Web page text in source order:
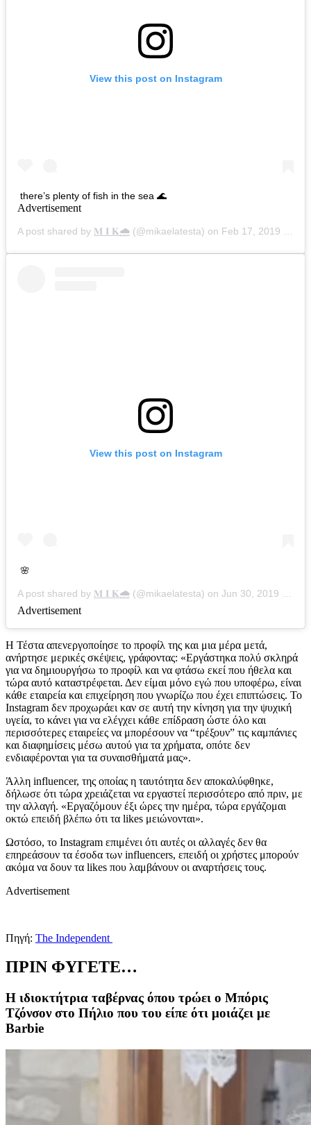
View this post on Instagram
there’s plenty of fish in the sea 🌊
Advertisement
A post shared by 𝐌 𝐈 𝐊🌧 (@mikaelatesta) on Feb 17, 2019 at 2:15am PST
View this post on Instagram
🌸
A post shared by 𝐌 𝐈 𝐊🌧 (@mikaelatesta) on Jun 30, 2019 at 8:28pm PDT
Advertisement
Η Τέστα απενεργοποίησε το προφίλ της και μια μέρα μετά,
ανήρτησε μερικές σκέψεις, γράφοντας: «Εργάστηκα πολύ σκληρά
για να δημιουργήσω το προφίλ και να φτάσω εκεί που ήθελα και
τώρα αυτό καταστρέφεται. Δεν είμαι μόνο εγώ που υποφέρω, είναι
κάθε εταιρεία και επιχείρηση που γνωρίζω που έχει επιπτώσεις. Το
Instagram δεν προχωράει καν σε αυτή την κίνηση για την ψυχική
υγεία, το κάνει για να ελέγχει κάθε επίδραση ώστε όλο και
περισσότερες εταιρείες να μπορέσουν να “τρέξουν” τις καμπάνιες
και διαφημίσεις μέσω αυτού για τα χρήματα, οπότε δεν
ενδιαφέρονται για τα συναισθήματά μας».
Άλλη influencer, της οποίας η ταυτότητα δεν αποκαλύφθηκε,
δήλωσε ότι τώρα χρειάζεται να εργαστεί περισσότερο από πριν, με
την αλλαγή. «Εργαζόμουν έξι ώρες την ημέρα, τώρα εργάζομαι
οκτώ επειδή βλέπω ότι τα likes μειώνονται».
Ωστόσο, το Instagram επιμένει ότι αυτές οι αλλαγές δεν θα
επηρεάσουν τα έσοδα των influencers, επειδή οι χρήστες μπορούν
ακόμα να δουν τα likes που λαμβάνουν οι αναρτήσεις τους.
Advertisement
Πηγή: The Independent
ΠΡΙΝ ΦΥΓΕΤΕ…
Η ιδιοκτήτρια ταβέρνας όπου τρώει ο Μπόρις
Τζόνσον στο Πήλιο που του είπε ότι μοιάζει με
Barbie